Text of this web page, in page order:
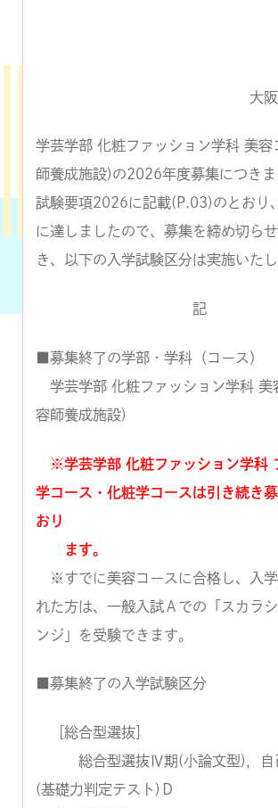
大
学芸学部 化粧ファッション学科 美容
師養成施設)の2026年度募集につき
試験要項2026に記載(P.03)のとおり
に達しましたので、募集を締め切ら
き、以下の入学試験区分は実施いたし
記
■募集終了の学部・学科（コース）
学芸学部 化粧ファッション学科 美
容師養成施設)
※学芸学部 化粧ファッション学科
学コース・化粧学コースは引き続き
おり
ます。
※すでに美容コースに合格し、入学
れた方は、一般入試Ａでの「スカラ
ンジ」を受験できます。
■募集終了の入学試験区分
［総合型選抜］
総合型選抜Ⅳ期(小論文型)，自
(基礎力判定テスト)Ｄ